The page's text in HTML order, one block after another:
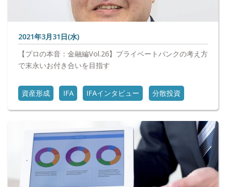
2021年3月31日(水)
【プロの本音：金融編Vol.26】プライベートバンクの考え方
で末永いお付き合いを目指す
資産形成 IFA IFAインタビュー 分散投資